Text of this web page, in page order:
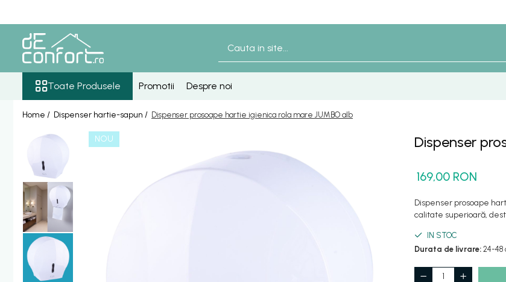
Toate Produsele
Baterii Sanitare
Senzori lavoar - pisoar
Baterie lavoar senzor
Baterie pisoar senzor
Accesorii baterii senzor
Baterii bronz antic
Baterie retro blat
Baterie bronz lavoar
Baterie bronz perete
Baterii lavoar
Baterie Bucatarie
Componente Dus
Furtun dus
Toate Produsele Promotii Despre noi
Home / Dispenser hartie-sapun / Dispenser prosoape hartie igienica rola mare JUMBO alb
Dispenser
NOU
169,00 RON
Dispenser prosoape
calitate superioară,
IN STOC
Durata de livrare: 24-48